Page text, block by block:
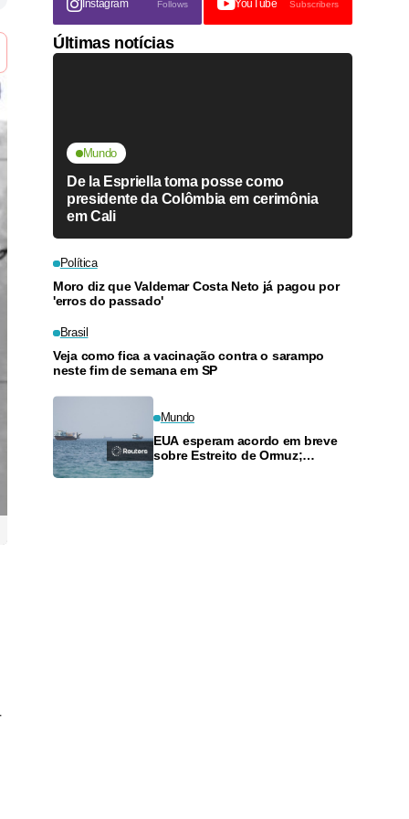
Instagram Follows YouTube Subscribers
Últimas notícias
Mundo
De la Espriella toma posse como
presidente da Colômbia em cerimônia
em Cali
Política
Moro diz que Valdemar Costa Neto já pagou por
'erros do passado'
Brasil
Veja como fica a vacinação contra o sarampo
neste fim de semana em SP
Mundo
EUA esperam acordo em breve
sobre Estreito de Ormuz;